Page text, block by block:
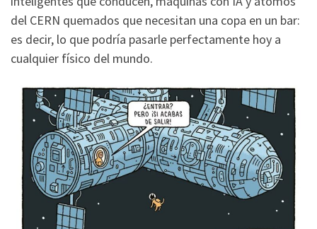
del CERN quemados que necesitan una copa en un bar:
es decir, lo que podría pasarle perfectamente hoy a
cualquier físico del mundo.